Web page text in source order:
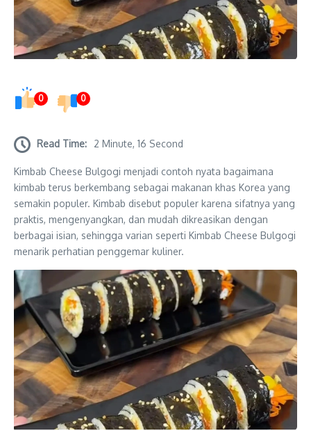
0 0
Read Time: 2 Minute, 16 Second
Kimbab Cheese Bulgogi menjadi contoh nyata bagaimana
kimbab terus berkembang sebagai makanan khas Korea yang
semakin populer. Kimbab disebut populer karena sifatnya yang
praktis, mengenyangkan, dan mudah dikreasikan dengan
berbagai isian, sehingga varian seperti Kimbab Cheese Bulgogi
menarik perhatian penggemar kuliner.